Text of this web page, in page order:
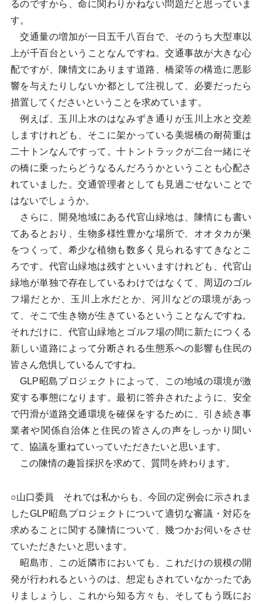
るのですから、命に関わりかねない問題だと思っていま
す。
交通量の増加が一日五千八百台で、そのうち大型車以
上が千百台ということなんですね。交通事故が大きな心
配ですが、陳情文にあります道路、橋梁等の構造に悪影
響を与えたりしないか都として注視して、必要だったら
措置してくださいということを求めています。
例えば、玉川上水のはなみずき通りが玉川上水と交差
しますけれども、そこに架かっている美堀橋の耐荷重は
二十トンなんですって。十トントラックが二台一緒にそ
の橋に乗ったらどうなるんだろうかということも心配さ
れていました。交通管理者としても見過ごせないことで
はないでしょうか。
さらに、開発地域にある代官山緑地は、陳情にも書い
てあるとおり、生物多様性豊かな場所で、オオタカが巣
をつくって、希少な植物も数多く見られるすてきなとこ
ろです。代官山緑地は残すといいますけれども、代官山
緑地が単独で存在しているわけではなくて、周辺のゴル
フ場だとか、玉川上水だとか、河川などの環境があっ
て、そこで生き物が生きているということなんですね。
それだけに、代官山緑地とゴルフ場の間に新たにつくる
新しい道路によって分断される生態系への影響も住民の
皆さん危惧しているんですね。
GLP昭島プロジェクトによって、この地域の環境が激
変する事態になります。最初に答弁されたように、安全
で円滑が道路交通環境を確保をするために、引き続き事
業者や関係自治体と住民の皆さんの声をしっかり聞い
て、協議を重ねていっていただきたいと思います。
この陳情の趣旨採択を求めて、質問を終わります。
○山口委員 それでは私からも、今回の定例会に示されま
したGLP昭島プロジェクトについて適切な審議・対応を
求めることに関する陳情について、幾つかお伺いをさせ
ていただきたいと思います。
昭島市、この近隣市においても、これだけの規模の開
発が行われるというのは、想定もされていなかったであ
りましょうし、これから知る方々も、そしてもう既にお